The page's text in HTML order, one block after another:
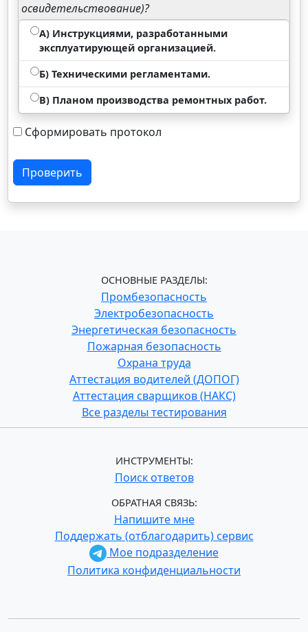
освидетельствование)?
А) Инструкциями, разработанными
эксплуатирующей организацией.
Б) Техническими регламентами.
В) Планом производства ремонтных работ.
Сформировать протокол
Проверить
ОСНОВНЫЕ РАЗДЕЛЫ:
Промбезопасность
Электробезопасность
Энергетическая безопасность
Пожарная безопасность
Охрана труда
Аттестация водителей (ДОПОГ)
Аттестация сварщиков (НАКС)
Все разделы тестирования
ИНСТРУМЕНТЫ:
Поиск ответов
ОБРАТНАЯ СВЯЗЬ:
Напишите мне
Поддержать (отблагодарить) сервис
Мое подразделение
Политика конфиденциальности